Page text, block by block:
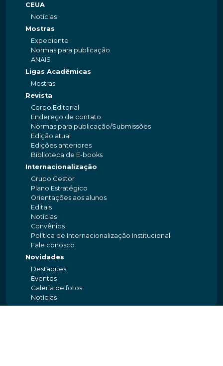
CEUA
Notícias
Mostras
Expediente
Normas para publicação
ANAIS
Ligas Acadêmicas
Mostras
Revista
Corpo Editorial
Endereço de contato
Normas para publicação/Submissões
Edição atual
Edições anteriores
Biblioteca de E-books
Internacionalização
Grupo Gestor
Plano Estratégico
Orientações aos alunos
Editais
Notícias
Convênios
Política de Internacionalização Institucional
Fale conosco
Novidades
Destaques
Eventos
Galeria de fotos
Notícias